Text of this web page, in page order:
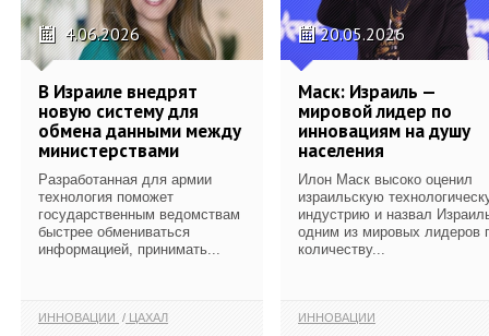
4.06.2026
В Израиле внедрят
новую систему для
обмена данными между
министерствами
Разработанная для армии
технология поможет
государственным ведомствам
быстрее обмениваться
информацией, принимать...
ИННОВАЦИИ ЦАХАЛ
20.05.2026
Маск: Израиль —
мировой лидер по
инновациям на душу
населения
Илон Маск высоко оценил
израильскую
индустрию и назвал
одним из мировых лидеров
количеству...
ИННОВАЦИИ